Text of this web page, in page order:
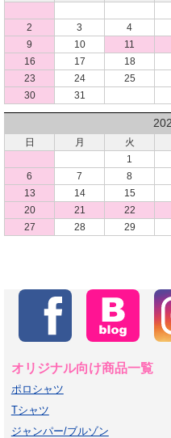
2
3 4
9
10 11
16
17 18
23
24 25
30
31
日 月 火
1
6
7 8
13
14 15
20
21 22
27
28 29
オリジナル向け商品一覧
ポロシャツ
Tシャツ
ジャンパー/ブルゾン